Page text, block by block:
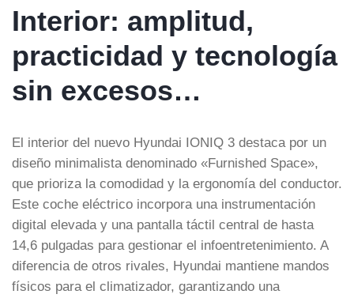
Interior: amplitud,
practicidad y tecnología
sin excesos…
El interior del nuevo Hyundai IONIQ 3 destaca por un
diseño minimalista denominado «Furnished Space»,
que prioriza la comodidad y la ergonomía del conductor.
Este coche eléctrico incorpora una instrumentación
digital elevada y una pantalla táctil central de hasta
14,6 pulgadas para gestionar el infoentretenimiento. A
diferencia de otros rivales, Hyundai mantiene mandos
físicos para el climatizador, garantizando una